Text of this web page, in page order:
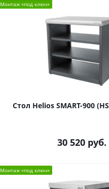
Монтаж «под ключ»
Стол Helios SMART-900
30 520руб.
Монтаж «под ключ»